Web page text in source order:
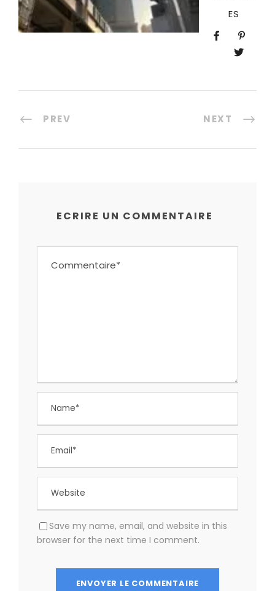
ES
PREV NEXT
ECRIRE UN COMMENTAIRE
Save my name, email, and website in this
browser for the next time I comment.